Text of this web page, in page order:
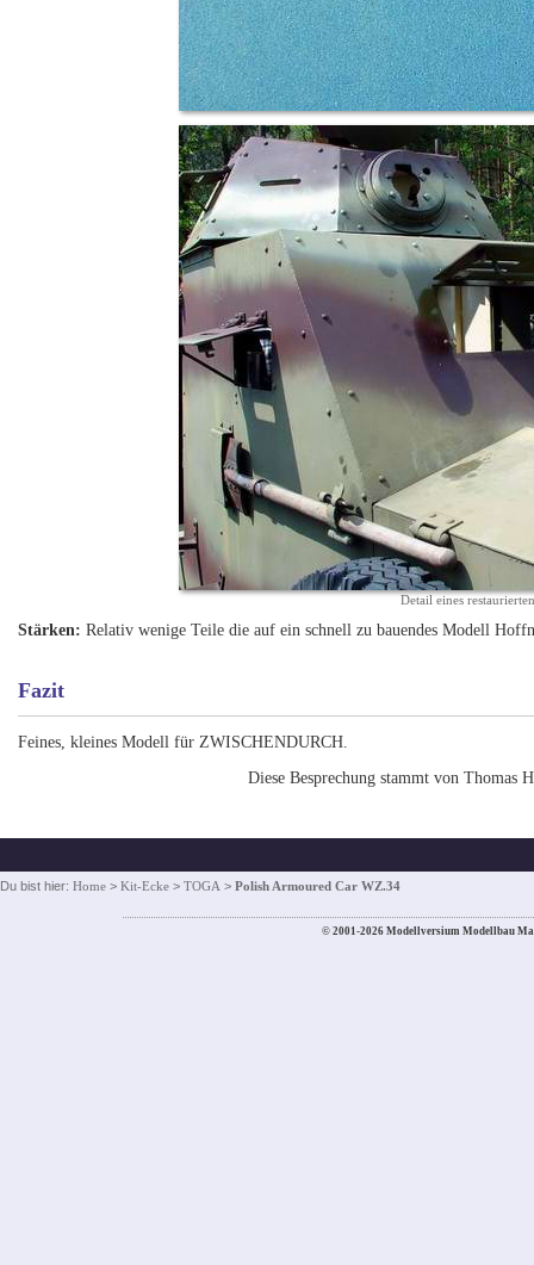
Detail eines
Stärken:Relativ wenige Teile die auf ein schnell zu bauendes Modell
Fazit
Feines, kleines Modell für ZWISCHENDURCH.
Diese Besprechung stammt von Thomas
Du bist hier: Home > Kit-Ecke > TOGA > Polish Armoured Car WZ.34
© 2001-2026 Modellversium Modellbau